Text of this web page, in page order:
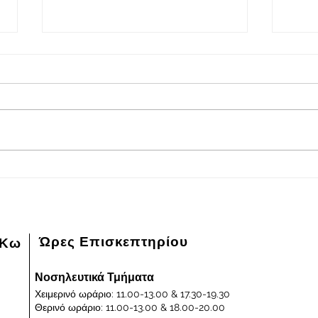
Πρόγραμμα εφημερευόντων
08/08/2026 και ημέρα Σάββατο
07/
Κω Ώρες Επισκεπτηρίου
Νοσηλευτικά Τμήματα
Χειμερινό ωράριο: 11.00-13.00 & 17.30-19.30
Θερινό ωράριο: 11.00-13.00 & 18.00-20.00